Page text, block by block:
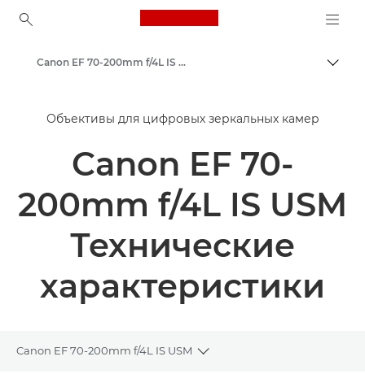
Canon Logo, back to
Объективы для камер Canon
Canon EF 70-200mm f/4L IS USM - Объективы - Камера и фотообъективы
Объективы для цифровых зеркальных камер
Canon EF 70-
200mm f/4L IS USM
Технические
характеристики
Canon EF 70-200mm f/4L IS USM
Toggle breadcrumbs